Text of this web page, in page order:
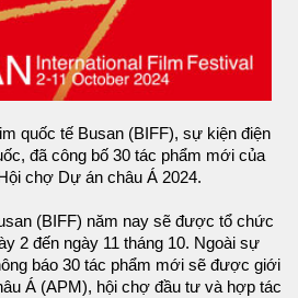
quốc tế Busan (BIFF), sự kiện điện
đã công bố 30 tác phẩm mới của
chợ Dự án châu Á 2024.
(BIFF) năm nay sẽ được tổ chức
2 đến ngày 11 tháng 10. Ngoài sự
báo 30 tác phẩm mới sẽ được giới
Á (APM), hội chợ đầu tư và hợp tác